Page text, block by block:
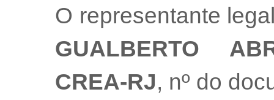
O representante
GUALBERTO
CREA-RJ, nº do